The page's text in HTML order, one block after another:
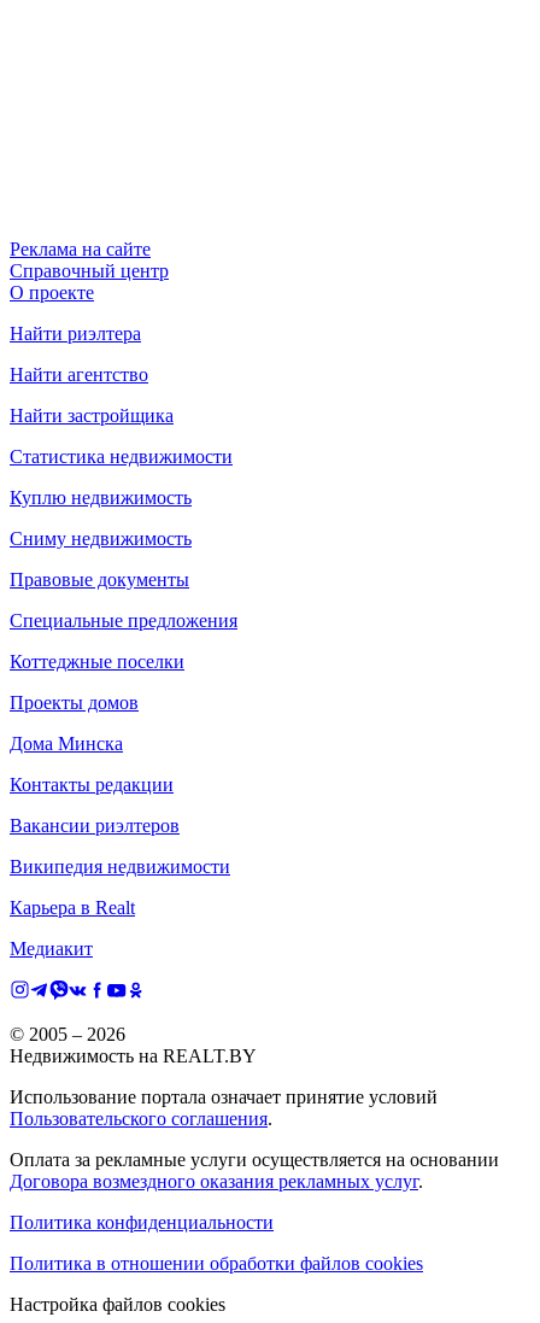
Реклама на сайте
Справочный центр
О проекте
Найти риэлтера
Найти агентство
Найти застройщика
Статистика недвижимости
Куплю недвижимость
Сниму недвижимость
Правовые документы
Специальные предложения
Коттеджные поселки
Проекты домов
Дома Минска
Контакты редакции
Вакансии риэлтеров
Википедия недвижимости
Карьера в Realt
Медиакит
© 2005 – 2026
Недвижимость на REALT.BY
Использование портала означает принятие условий
Пользовательского соглашения.
Оплата за рекламные услуги осуществляется на основании
Договора возмездного оказания рекламных услуг.
Политика конфиденциальности
Политика в отношении обработки файлов cookies
Настройка файлов cookies